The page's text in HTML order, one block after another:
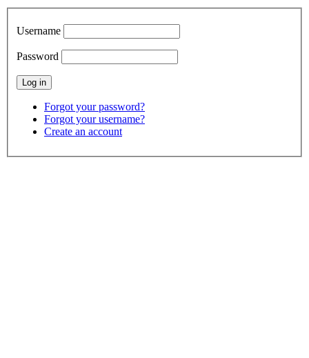
Username
Password
Forgot your password?
Forgot your username?
Create an account